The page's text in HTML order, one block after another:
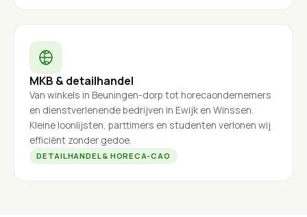
MKB & detailhandel
Van winkels in Beuningen-dorp tot horecaondernemers
en dienstverlenende bedrijven in Ewijk en Winssen.
Kleine loonlijsten, parttimers en studenten verlonen wij
efficiënt zonder gedoe.
DETAILHANDEL & HORECA-CAO